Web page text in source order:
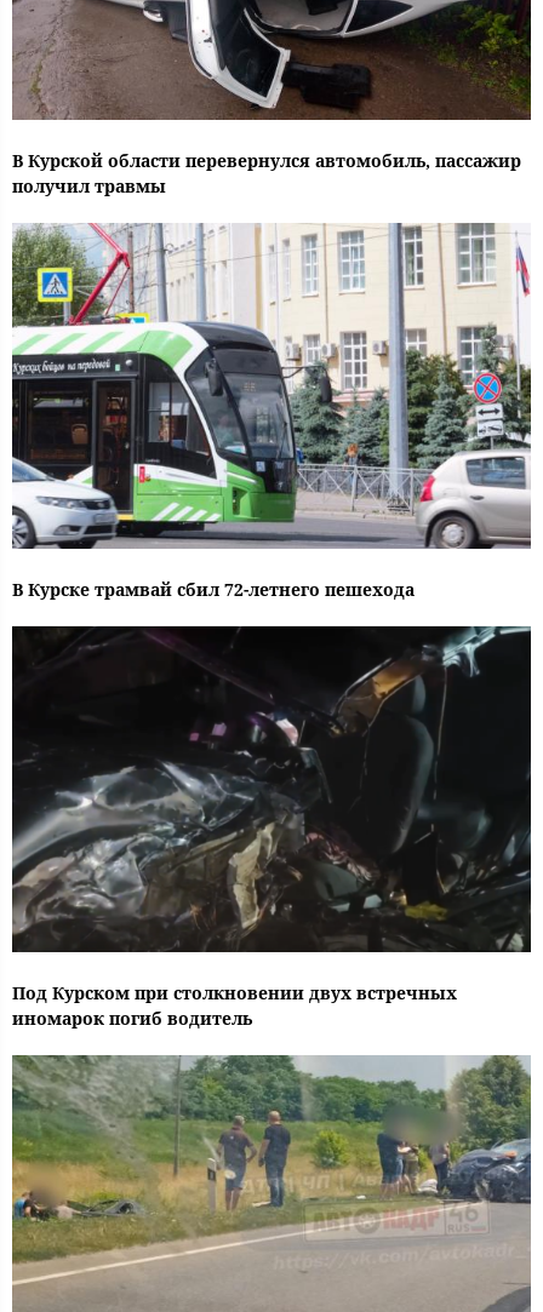
В Курской области перевернулся автомобиль, пассажир
получил травмы
В Курске трамвай сбил 72-летнего пешехода
Под Курском при столкновении двух встречных
иномарок погиб водитель